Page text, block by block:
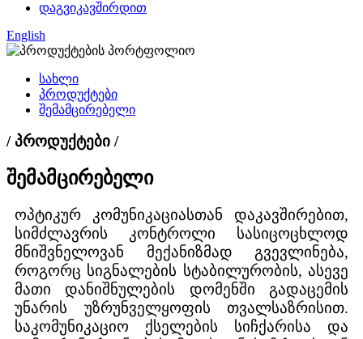
დაგვიკავშირდით
English
სახლი
პროდუქტები
შემამცირებელი
/ პროდუქტები /
შემამცირებელი
ოპტიკურ კომუნიკაციასთან დაკავშირებით,
სიმძლავრის კონტროლი სასიცოცხლოდ
მნიშვნელოვან მექანიზმად გვევლინება,
როგორც სიგნალების სტაბილურობის, ასევე
მათი დანიშნულების დომენში გადაცემის
უნარის უზრუნველყოფის თვალსაზრისით.
საკომუნიკაციო ქსელების სიჩქარისა და